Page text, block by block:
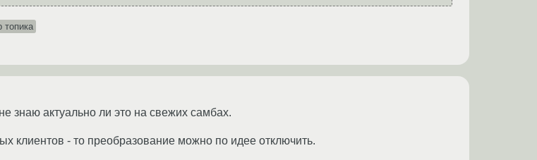
топика
знаю актуально ли это на свежих самбах.
клиентов - то преобразование можно по идее отключить.